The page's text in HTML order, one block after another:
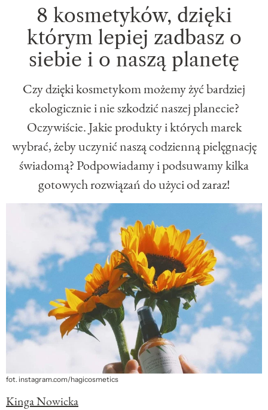
8 kosmetyków, dzięki
którym lepiej zadbasz o
siebie i o naszą planetę
Czy dzięki kosmetykom możemy żyć bardziej
ekologicznie i nie szkodzić naszej planecie?
Oczywiście. Jakie produkty i których marek
wybrać, żeby uczynić naszą codzienną pielęgnację
świadomą? Podpowiadamy i podsuwamy kilka
gotowych rozwiązań do użyci od zaraz!
fot. instagram.com/hagicosmetics
Kinga Nowicka